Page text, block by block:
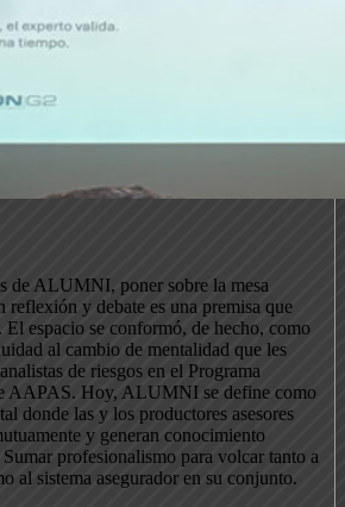
de ALUMNI, poner sobre la mesa
reflexión y debate es una premisa que
El espacio se conformó, de hecho, como
al cambio de mentalidad que les
de riesgos en el Programa
AAPAS. Hoy, ALUMNI se define como
donde las y los productores asesores
y generan conocimiento
profesionalismo para volcar tanto a
al sistema asegurador en su conjunto.